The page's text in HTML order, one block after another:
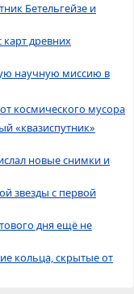
Бетельгейзе и
древних
научную миссию в
космического мусора
«квазиспутник»
новые снимки и
звезды с первой
дня ещё не
кольца, скрытые от